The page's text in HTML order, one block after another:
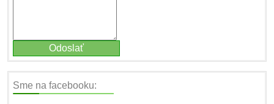
Sme na facebooku: